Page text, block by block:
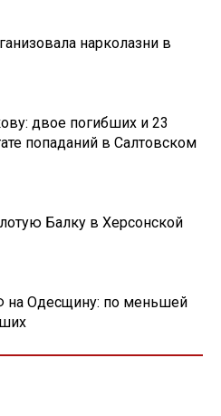
нарколазни в
двое погибших и 23
попаданий в Салтовском
Балку в Херсонской
на Одесщину: по меньшей